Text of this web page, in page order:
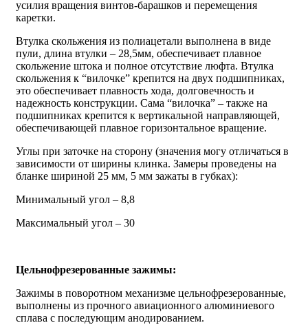
усилия вращения винтов-барашков и перемещения
каретки.
Втулка скольжения из полиацетали выполнена в виде
пули, длина втулки – 28,5мм, обеспечивает плавное
скольжение штока и полное отсутствие люфта. Втулка
скольжения к “вилочке” крепится на двух подшипниках,
это обеспечивает плавность хода, долговечность и
надежность конструкции. Сама “вилочка” – также на
подшипниках крепится к вертикальной направляющей,
обеспечивающей плавное горизонтальное вращение.
Углы при заточке на сторону (значения могу отличаться в
зависимости от ширины клинка. Замеры проведены на
бланке шириной 25 мм, 5 мм зажаты в губках):
Минимальный угол – 8,8
Максимальный угол – 30
Цельнофрезерованные зажимы:
Зажимы в поворотном механизме цельнофрезерованные,
выполнены из прочного авиационного алюминиевого
сплава с последующим анодированием.